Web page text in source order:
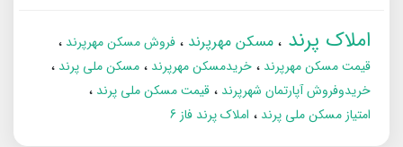
املاک پرند مسکن مهرپرند
فروش مسکن مهرپرند
قیمت مسکن مهرپرند
خریدمسکن مهرپرند
مسکن ملی پرند
خریدوفروش آپارتمان شهرپرند
قیمت مسکن ملی پرند
امتیاز مسکن ملی پرند
املاک پرند فاز 6